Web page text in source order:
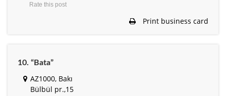
Rate this post
Print business card
10. “Bata”
AZ1000, Bakı
Bülbül pr.,15